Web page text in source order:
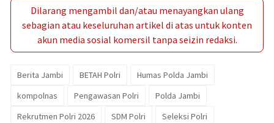
Dilarang mengambil dan/atau menayangkan ulang
sebagian atau keseluruhan artikel di atas untuk konten
akun media sosial komersil tanpa seizin redaksi.
Berita Jambi BETAH Polri
Humas Polda Jambi
kompolnas
Pengawasan Polri
Polda Jambi
Rekrutmen Polri 2026
SDM Polri
Seleksi Polri